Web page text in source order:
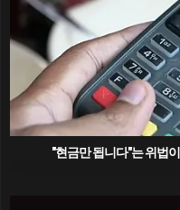
"현금만 됩니다"는 위법